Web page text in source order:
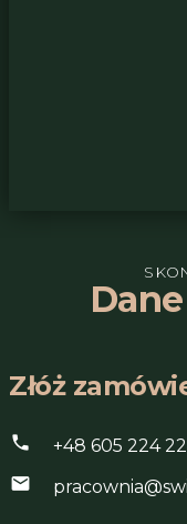
Złóż
phone
+48 605 224
mail